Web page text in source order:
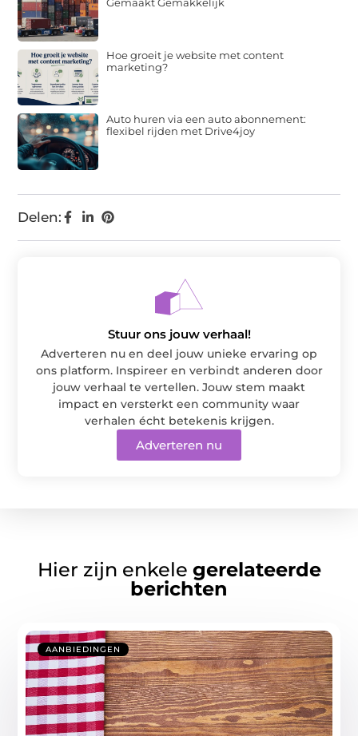
Delen:
Hoe groeit je website met content
marketing?
Auto huren via een auto abonnement:
flexibel rijden met Drive4joy
Stuur ons jouw verhaal!
Adverteren nu en deel jouw unieke ervaring op
ons platform. Inspireer en verbindt anderen door
jouw verhaal te vertellen. Jouw stem maakt
impact en versterkt een community waar
verhalen écht betekenis krijgen.
Adverteren nu
Hier zijn enkele gerelateerde
berichten
AANBIEDINGEN